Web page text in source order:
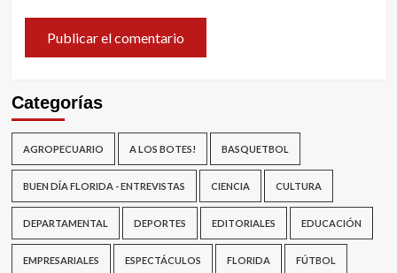
Categorías
AGROPECUARIO A LOS BOTES! BASQUETBOL
BUEN DÍA FLORIDA - ENTREVISTAS CIENCIA CULTURA
DEPARTAMENTAL DEPORTES EDITORIALES EDUCACIÓN
EMPRESARIALES ESPECTÁCULOS FLORIDA FÚTBOL